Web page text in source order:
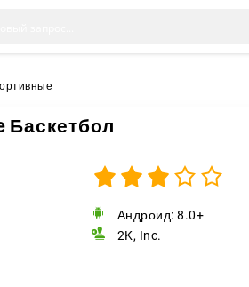
Баскетбол
Андроид: 8.0+
2K, Inc.